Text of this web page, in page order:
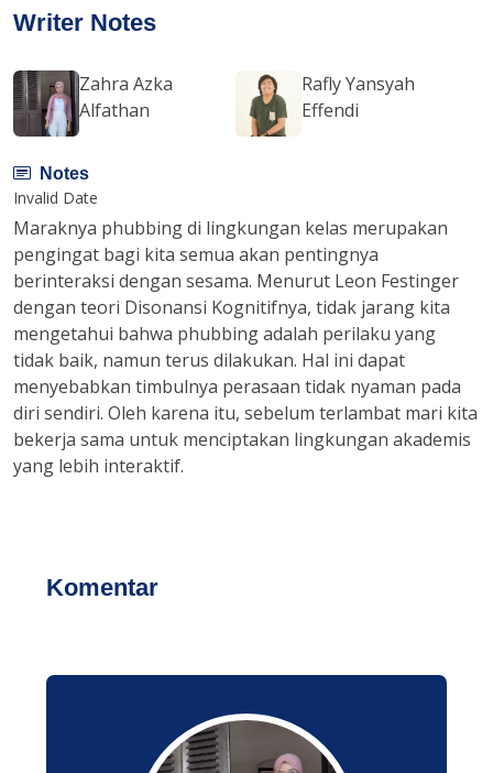
Writer Notes
Zahra Azka
Alfathan
Rafly Yansyah
Effendi
Notes
Invalid Date
Maraknya phubbing di lingkungan kelas merupakan
pengingat bagi kita semua akan pentingnya
berinteraksi dengan sesama. Menurut Leon Festinger
dengan teori Disonansi Kognitifnya, tidak jarang kita
mengetahui bahwa phubbing adalah perilaku yang
tidak baik, namun terus dilakukan. Hal ini dapat
menyebabkan timbulnya perasaan tidak nyaman pada
diri sendiri. Oleh karena itu, sebelum terlambat mari kita
bekerja sama untuk menciptakan lingkungan akademis
yang lebih interaktif.
Komentar